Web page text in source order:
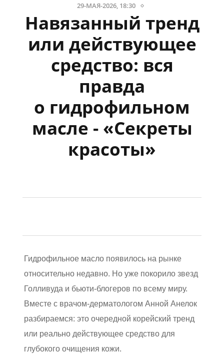
29-МАЯ-2026, 18:30
Навязанный тренд
или действующее
средство: вся
правда
о гидрофильном
масле - «Секреты
красоты»
Гидрофильное масло появилось на рынке
относительно недавно. Но уже покорило звезд
Голливуда и бьюти-блогеров по всему миру.
Вместе с врачом-дерматологом Анной Анелок
разбираемся: это очередной корейский тренд
или реально действующее средство для
глубокого очищения кожи.